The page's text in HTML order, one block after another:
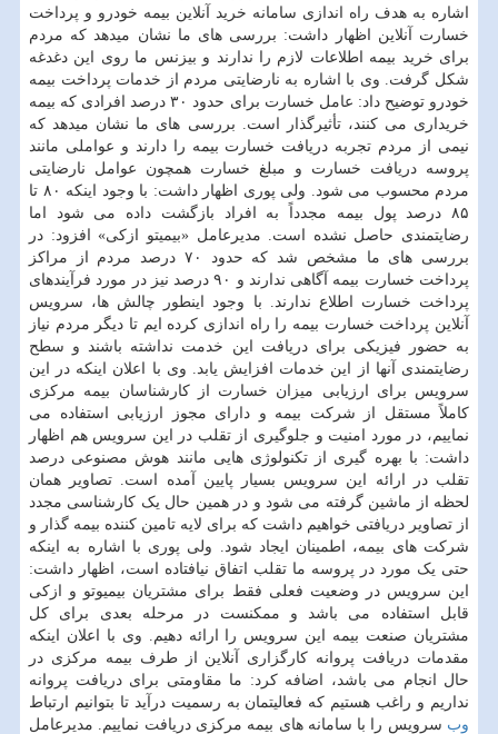
اشاره به هدف راه اندازی سامانه خرید آنلاین بیمه خودرو و پرداخت
خسارت آنلاین اظهار داشت: بررسی های ما نشان میدهد که مردم
برای خرید بیمه اطلاعات لازم را ندارند و بیزنس ما روی این دغدغه
شکل گرفت. وی با اشاره به نارضایتی مردم از خدمات پرداخت بیمه
خودرو توضیح داد: عامل خسارت برای حدود ۳۰ درصد افرادی که بیمه
خریداری می کنند، تأثیرگذار است. بررسی های ما نشان میدهد که
نیمی از مردم تجربه دریافت خسارت بیمه را دارند و عواملی مانند
پروسه دریافت خسارت و مبلغ خسارت همچون عوامل نارضایتی
مردم محسوب می شود. ولی پوری اظهار داشت: با وجود اینکه ۸۰ تا
۸۵ درصد پول بیمه مجدداً به افراد بازگشت داده می شود اما
رضایتمندی حاصل نشده است. مدیرعامل «بیمیتو ازکی» افزود: در
بررسی های ما مشخص شد که حدود ۷۰ درصد مردم از مراکز
پرداخت خسارت بیمه آگاهی ندارند و ۹۰ درصد نیز در مورد فرآیندهای
پرداخت خسارت اطلاع ندارند. با وجود اینطور چالش ها، سرویس
آنلاین پرداخت خسارت بیمه را راه اندازی کرده ایم تا دیگر مردم نیاز
به حضور فیزیکی برای دریافت این خدمت نداشته باشند و سطح
رضایتمندی آنها از این خدمات افزایش یابد. وی با اعلان اینکه در این
سرویس برای ارزیابی میزان خسارت از کارشناسان بیمه مرکزی
کاملاً مستقل از شرکت بیمه و دارای مجوز ارزیابی استفاده می
نماییم، در مورد امنیت و جلوگیری از تقلب در این سرویس هم اظهار
داشت: با بهره گیری از تکنولوژی هایی مانند هوش مصنوعی درصد
تقلب در ارائه این سرویس بسیار پایین آمده است. تصاویر همان
لحظه از ماشین گرفته می شود و در همین حال یک کارشناسی مجدد
از تصاویر دریافتی خواهیم داشت که برای لایه تامین کننده بیمه گذار و
شرکت های بیمه، اطمینان ایجاد شود. ولی پوری با اشاره به اینکه
حتی یک مورد در پروسه ما تقلب اتفاق نیافتاده است، اظهار داشت:
این سرویس در وضعیت فعلی فقط برای مشتریان بیمیوتو و ازکی
قابل استفاده می باشد و ممکنست در مرحله بعدی برای کل
مشتریان صنعت بیمه این سرویس را ارائه دهیم. وی با اعلان اینکه
مقدمات دریافت پروانه کارگزاری آنلاین از طرف بیمه مرکزی در
حال انجام می باشد، اضافه کرد: ما مقاومتی برای دریافت پروانه
نداریم و راغب هستیم که فعالیتمان به رسمیت درآید تا بتوانیم ارتباط
وب سرویس را با سامانه های بیمه مرکزی دریافت نماییم. مدیرعامل